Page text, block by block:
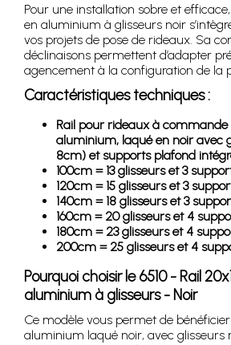
Pour une installation sobre et
en aluminium à glisseurs noir
vos projets de pose de rideaux. Sa
déclinaisons permettent d’adapter
agencement à la configuration de la
Caractéristiques techniques :
Rail pour rideaux à
aluminium, laqué en noir avec
8cm) et supports plafond
100cm = 13 glisseurs et 3
120cm = 15 glisseurs et 3
140cm = 18 glisseurs et 3
160cm = 20 glisseurs et 4
180cm = 23 glisseurs et 4
200cm = 25 glisseurs et 4
Pourquoi choisir le 6510 - Rail
aluminium à glisseurs - Noir
Ce modèle vous permet de bénéficier
aluminium laqué noir, avec glisseurs